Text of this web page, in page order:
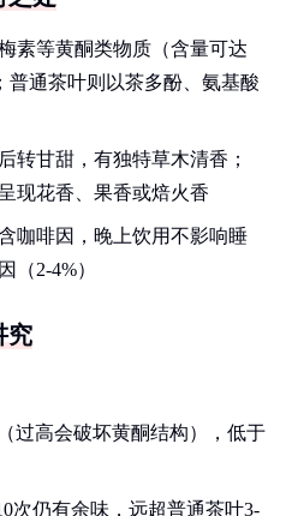
素等黄酮类物质（含量可达
普通茶叶则以茶多酚、氨基酸
转甘甜，有独特草木清香；
现花香、果香或焙火香
咖啡因，晚上饮用不影响睡
（2-4%）
究
过高会破坏黄酮结构），低于
次仍有余味，远超普通茶叶3-